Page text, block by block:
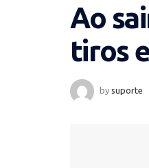
Ao
tiros
by suporte